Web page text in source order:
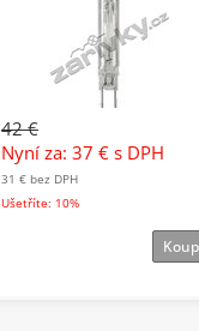
42 €
Nyní za: 37 € s DPH
31 € bez DPH
Ušetříte: 10%